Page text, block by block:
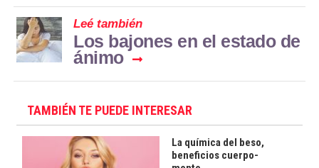
Leé también
Los bajones en el estado de
ánimo
TAMBIÉN TE PUEDE INTERESAR
La química del beso,
beneficios cuerpo-